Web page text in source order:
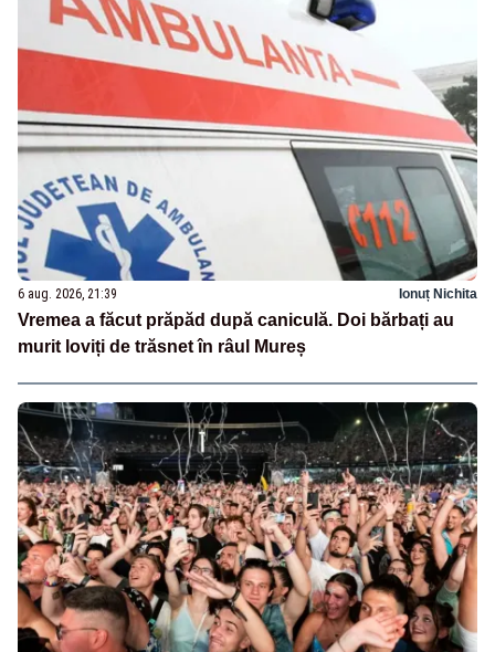
6 aug. 2026, 21:39 Ionuț Nichita
Vremea a făcut prăpăd după caniculă. Doi bărbați au
murit loviți de trăsnet în râul Mureș